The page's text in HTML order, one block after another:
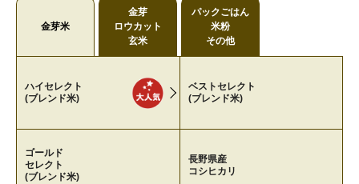
金芽米
ハイセレクト
(ブレンド米)
ベストセレクト
(ブレンド米)
ゴールド
セレクト
(ブレンド米)
長野県産
コシヒカリ
金芽
ロウカット
玄米
パックごはん
米粉
その他